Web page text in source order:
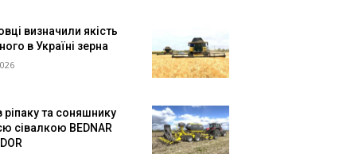
визначили якість
в Україні зерна
ріпаку та соняшнику
сівалкою BEDNAR